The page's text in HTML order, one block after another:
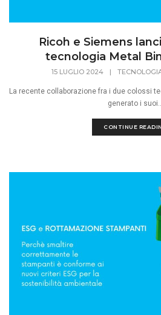
Ricoh e Siemens
tecnologia Metal
15 LUGLIO 2024 |
La recente collaborazione fra i due colossi
generato i
CONTINUE